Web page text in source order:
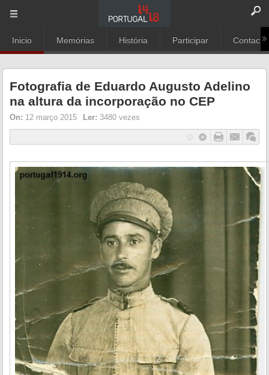
Inicio Memórias História Participar
Fotografia de Eduardo Augusto Adelino
na altura da incorporação no CEP
On: 12 março 2015 Ler: 3480 vezes